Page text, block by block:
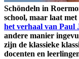
Schöndeln in
school, maar laat
het verhaal van Paul
andere manier
zijn de klassieke
docenten en